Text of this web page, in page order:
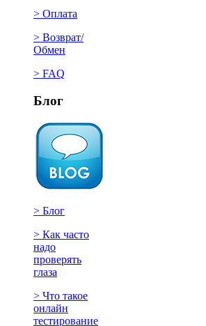
> Оплата
> Возврат/
Обмен
> FAQ
Блог
> Блог
> Как часто
надо
проверять
глаза
> Что такое
онлайн
тестирование